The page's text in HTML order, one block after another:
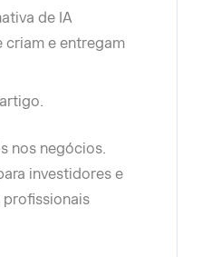
de IA
criam e entregam
nos negócios.
investidores e
profissionais